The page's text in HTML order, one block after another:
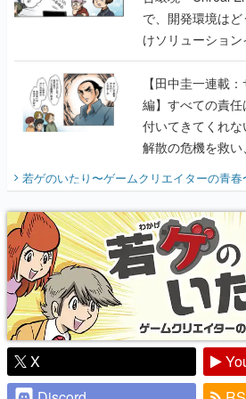
で、開発環境は
けソリューショ
に行って、より
【田中圭一連載
編】すべての責任
付いてきてくれ
解散の危機を救
開く。業界の快
『少年ジャンプ
り】
若ゲのいたり〜ゲームクリエイターの青春
X